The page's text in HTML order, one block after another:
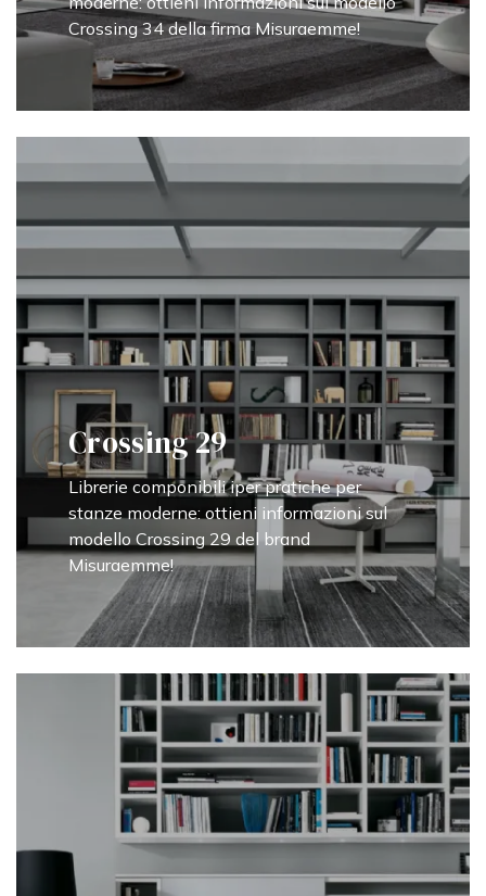
Crossing 34 della firma Misuraemme!
Crossing 29
Librerie componibili iper pratiche per
stanze moderne: ottieni informazioni sul
modello Crossing 29 del brand
Misuraemme!